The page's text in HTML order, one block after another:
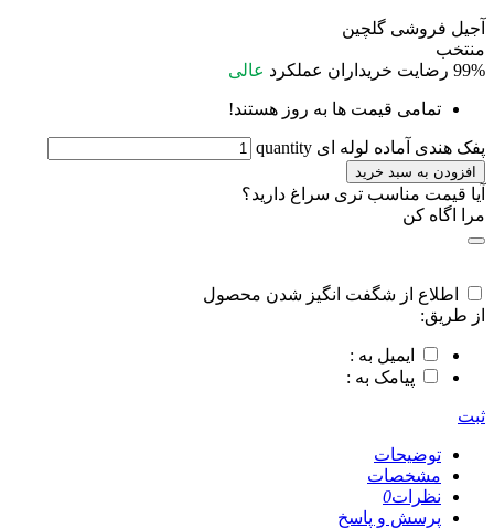
آجیل فروشی گلچین
منتخب
99% رضایت خریداران عملکرد عالی
تمامی قیمت ها به روز هستند!
پفک هندی آماده لوله ای quantity
افزودن به سبد خرید
آیا قیمت مناسب تری سراغ دارید؟
مرا اگاه کن
اطلاع از شگفت انگیز شدن محصول
از طریق:
ایمیل به :
پیامک به :
ثبت
توضیحات
مشخصات
نظرات0
پرسش و پاسخ